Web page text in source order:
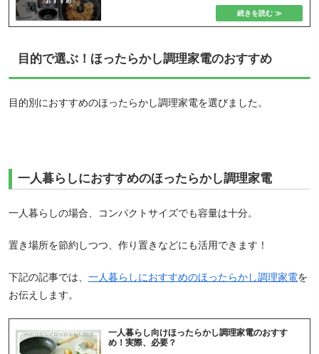
目的で選ぶ！ほったらかし調理家電のおすすめ
目的別におすすめのほったらかし調理家電を選びました。
一人暮らしにおすすめのほったらかし調理家電
一人暮らしの場合、コンパクトサイズでも容量は十分。
置き場所を節約しつつ、作り置きなどにも活用できます！
下記の記事では、 一人暮らしにおすすめのほったらかし調理家電を
お伝えします。
一人暮らし向けほったらかし調理家電のおすす
め！実際、必要？